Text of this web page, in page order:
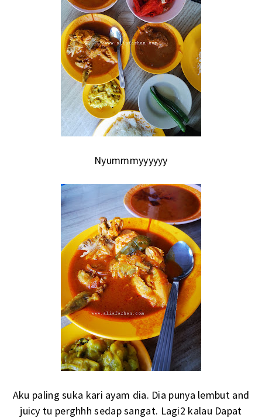
Nyummmyyyyyy
Aku paling suka kari ayam dia. Dia punya lembut and
juicy tu perghhh sedap sangat. Lagi2 kalau Dapat